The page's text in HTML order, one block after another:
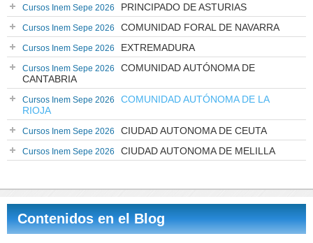
Cursos Inem Sepe 2026 PRINCIPADO DE ASTURIAS
Cursos Inem Sepe 2026 COMUNIDAD FORAL DE NAVARRA
Cursos Inem Sepe 2026 EXTREMADURA
Cursos Inem Sepe 2026
COMUNIDAD AUTÓNOMA DE
CANTABRIA
Cursos Inem Sepe 2026
COMUNIDAD AUTÓNOMA DE LA
RIOJA
Cursos Inem Sepe 2026 CIUDAD AUTONOMA DE CEUTA
Cursos Inem Sepe 2026 CIUDAD AUTONOMA DE MELILLA
Contenidos en el Blog